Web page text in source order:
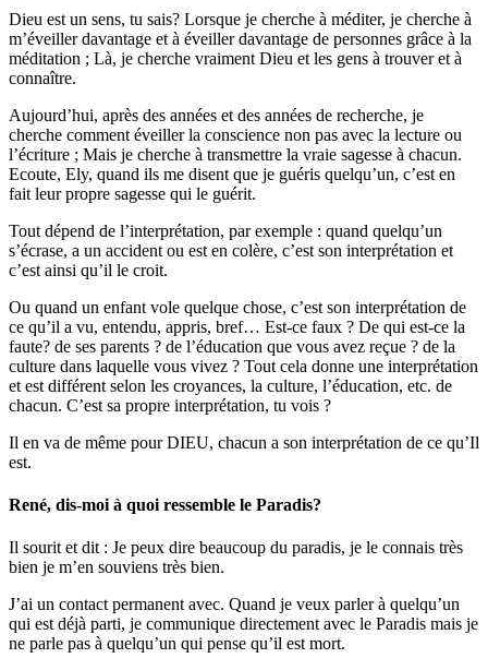
Dieu est un sens, tu sais? Lorsque je cherche à méditer, je cherche à
m’éveiller davantage et à éveiller davantage de personnes grâce à la
méditation ; Là, je cherche vraiment Dieu et les gens à trouver et à
connaître.
Aujourd’hui, après des années et des années de recherche, je
cherche comment éveiller la conscience non pas avec la lecture ou
l’écriture ; Mais je cherche à transmettre la vraie sagesse à chacun.
Ecoute, Ely, quand ils me disent que je guéris quelqu’un, c’est en
fait leur propre sagesse qui le guérit.
Tout dépend de l’interprétation, par exemple : quand quelqu’un
s’écrase, a un accident ou est en colère, c’est son interprétation et
c’est ainsi qu’il le croit.
Ou quand un enfant vole quelque chose, c’est son interprétation de
ce qu’il a vu, entendu, appris, bref… Est-ce faux ? De qui est-ce la
faute? de ses parents ? de l’éducation que vous avez reçue ? de la
culture dans laquelle vous vivez ? Tout cela donne une interprétation
et est différent selon les croyances, la culture, l’éducation, etc. de
chacun. C’est sa propre interprétation, tu vois ?
Il en va de même pour DIEU, chacun a son interprétation de ce qu’Il
est.
René, dis-moi à quoi ressemble le Paradis?
Il sourit et dit : Je peux dire beaucoup du paradis, je le connais très
bien je m’en souviens très bien.
J’ai un contact permanent avec. Quand je veux parler à quelqu’un
qui est déjà parti, je communique directement avec le Paradis mais je
ne parle pas à quelqu’un qui pense qu’il est mort.